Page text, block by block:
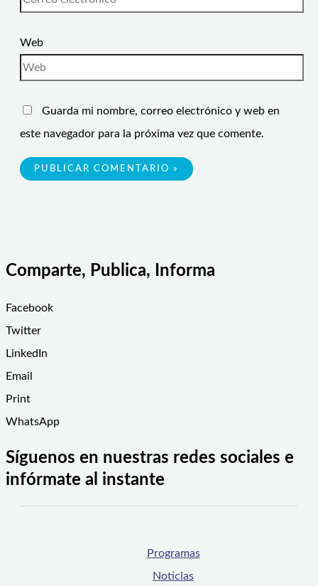
Web
Guarda mi nombre, correo electrónico y web en
este navegador para la próxima vez que comente.
Comparte, Publica, Informa
Facebook
Twitter
LinkedIn
Email
Print
WhatsApp
Síguenos en nuestras redes sociales e
infórmate al instante
Programas
Noticias